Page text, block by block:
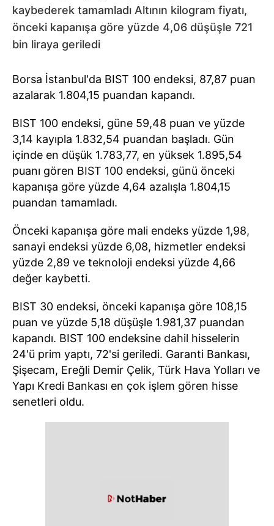
kaybederek tamamladı Altının kilogram fiyatı,
önceki kapanışa göre yüzde 4,06 düşüşle 721
bin liraya geriledi
Borsa İstanbul'da BIST 100 endeksi, 87,87 puan
azalarak 1.804,15 puandan kapandı.
BIST 100 endeksi, güne 59,48 puan ve yüzde
3,14 kayıpla 1.832,54 puandan başladı. Gün
içinde en düşük 1.783,77, en yüksek 1.895,54
puanı gören BIST 100 endeksi, günü önceki
kapanışa göre yüzde 4,64 azalışla 1.804,15
puandan tamamladı.
Önceki kapanışa göre mali endeks yüzde 1,98,
sanayi endeksi yüzde 6,08, hizmetler endeksi
yüzde 2,89 ve teknoloji endeksi yüzde 4,66
değer kaybetti.
BIST 30 endeksi, önceki kapanışa göre 108,15
puan ve yüzde 5,18 düşüşle 1.981,37 puandan
kapandı. BIST 100 endeksine dahil hisselerin
24'ü prim yaptı, 72'si geriledi. Garanti Bankası,
Şişecam, Ereğli Demir Çelik, Türk Hava Yolları ve
Yapı Kredi Bankası en çok işlem gören hisse
senetleri oldu.